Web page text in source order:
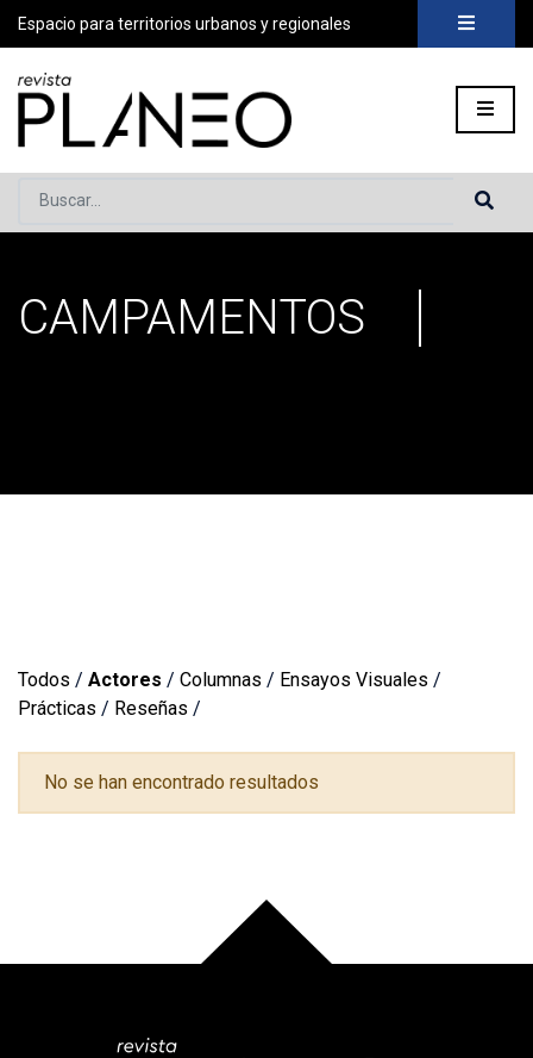
Espacio para territorios urbanos y regionales
Buscar...
Portada » Campamentos
CAMPAMENTOS
Todos / Actores / Columnas / Ensayos Visuales /
Prácticas / Reseñas /
No se han encontrado resultados